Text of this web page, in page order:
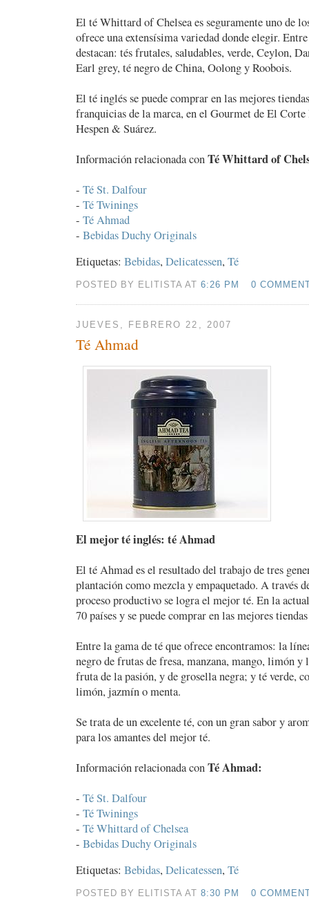
El té Whittard of Chelsea es seguramente uno de
ofrece una extensísima variedad donde elegir.
destacan: tés frutales, saludables, verde, Ceylon,
Earl grey, té negro de China, Oolong y Roobois.
El té inglés se puede comprar en las mejores
franquicias de la marca, en el Gourmet de El
Hespen & Suárez.
Información relacionada conTé Whittard of
- Té St. Dalfour
- Té Twinings
- Té Ahmad
- Bebidas Duchy Originals
Etiquetas: Bebidas, Delicatessen, Té
POSTED BY ELITISTA AT6:26 PM 0
JUEVES, FEBRERO 22, 2007
Té Ahmad
El mejor té inglés: té Ahmad
El té Ahmad es el resultado del trabajo de tres
plantación como mezcla y empaquetado. A través
proceso productivo se logra el mejor té. En la
70 países y se puede comprar en las mejores
Entre la gama de té que ofrece encontramos: la
negro de frutas de fresa, manzana, mango, limón
fruta de la pasión, y de grosella negra; y té verde,
limón, jazmín o menta.
Se trata de un excelente té, con un gran sabor y
para los amantes del mejor té.
Información relacionada conTé Ahmad:
- Té St. Dalfour
- Té Twinings
- Té Whittard of Chelsea
- Bebidas Duchy Originals
Etiquetas: Bebidas, Delicatessen, Té
POSTED BY ELITISTA AT8:30 PM 0